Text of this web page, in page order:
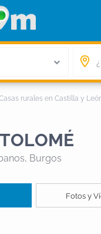
rurales en Castilla y
Burgos
Fotos y